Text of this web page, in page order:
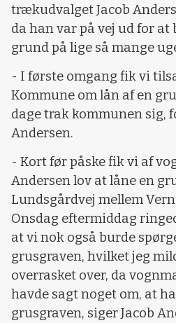
trækudvalget Jacob
da han var på vej ud for at
grund på lige så mange
- I første omgang fik vi
Kommune om lån af en
dage trak kommunen sig,
Andersen.
- Kort før påske fik vi af
Andersen lov at låne en
Lundsgårdvej mellem
Onsdag eftermiddag
at vi nok også burde
grusgraven, hvilket jeg
overrasket over, da
havde sagt noget om, at
grusgraven, siger Jacob